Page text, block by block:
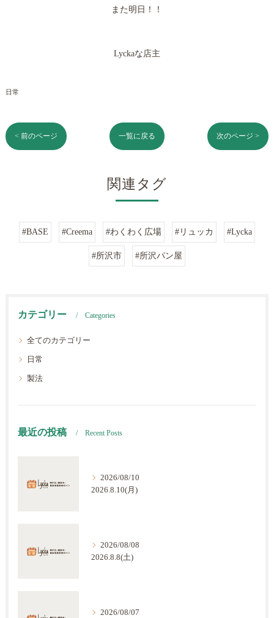
また明日！！
Lyckaな店主
日常
< 前のページ 一覧に戻る 次のページ >
関連タグ
#BASE #Creema #わくわく広場 #リュッカ #Lycka
#所沢市 #所沢パン屋
カテゴリー Categories
全てのカテゴリー
日常
製法
最近の投稿 Recent Posts
2026/08/10
2026.8.10(月)
2026/08/08
2026.8.8(土)
2026/08/07